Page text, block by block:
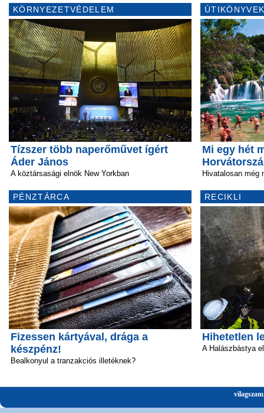
KÖRNYEZETVÉDELEM
Tízszer több naperőművet ígért
Áder János
A köztársasági elnök New Yorkban
PÉNZTÁRCA
Fizessen kártyával, drága a
készpénz!
Bealkonyul a tranzakciós illetéknek?
Mi egy hét
Hivatalosan még
RECIKLI
Hihetetlen
A Halászbástya